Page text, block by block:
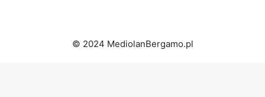
© 2024 MediolanBergamo.pl